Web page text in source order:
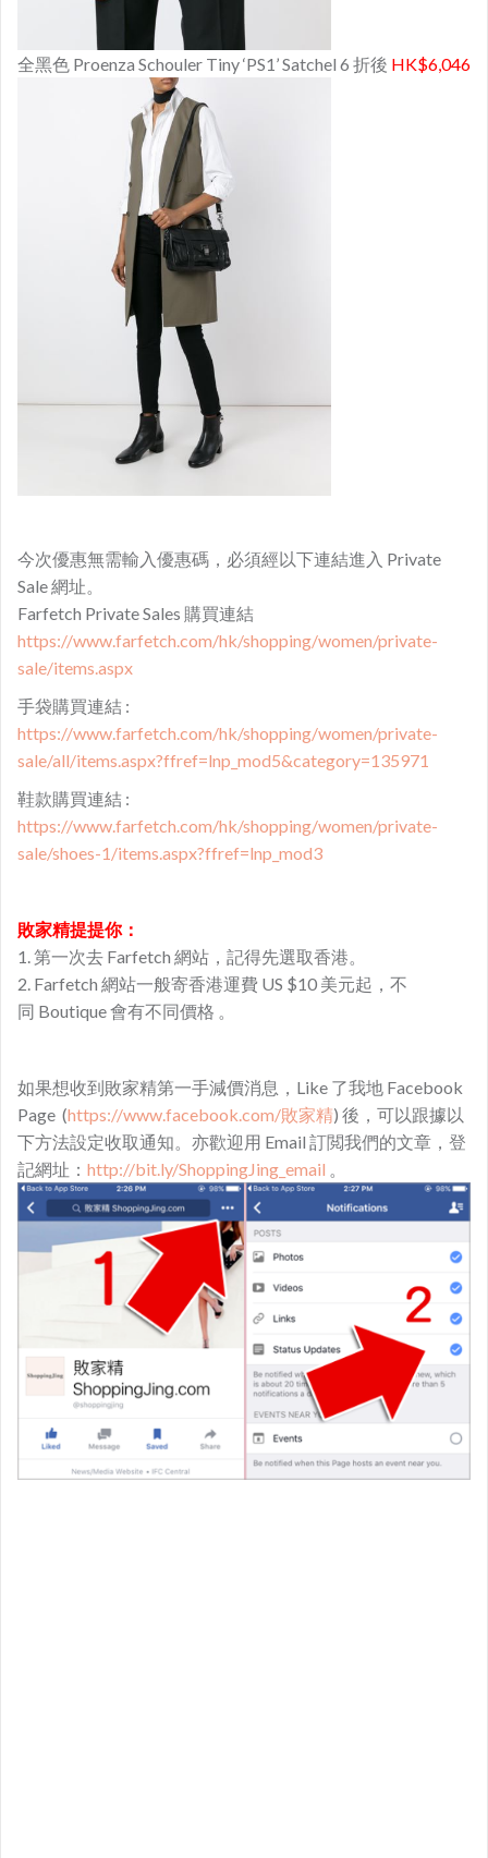
全黑色 Proenza Schouler Tiny ‘PS1’ Satchel 6 折後 HK$6,046
今次優惠無需輸入優惠碼，必須經以下連結進入 Private
Sale 網址。
Farfetch Private Sales 購買連結
https://www.farfetch.com/hk/shopping/women/private-
sale/items.aspx
手袋購買連結 :
https://www.farfetch.com/hk/shopping/women/private-
sale/all/items.aspx?ffref=lnp_mod5&category=135971
鞋款購買連結 :
https://www.farfetch.com/hk/shopping/women/private-
sale/shoes-1/items.aspx?ffref=lnp_mod3
敗家精提提你：
1. 第一次去 Farfetch 網站，記得先選取香港。
2. Farfetch 網站一般寄香港運費 US $10 美元起，不
同 Boutique 會有不同價格 。
如果想收到敗家精第一手減價消息，Like 了我地 Facebook
Page (https://www.facebook.com/敗家精) 後，可以跟據以
下方法設定收取通知。亦歡迎用 Email 訂閲我們的文章，登
記網址： http://bit.ly/ShoppingJing_email